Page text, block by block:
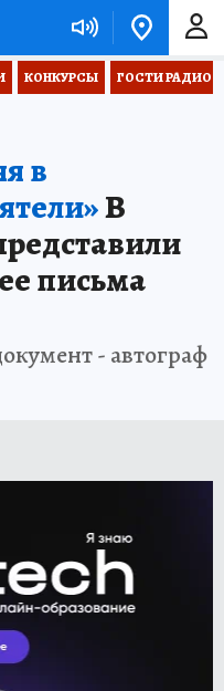
КОНКУРСЫ ГОСТИ РАДИО
в
В
письма
- автограф